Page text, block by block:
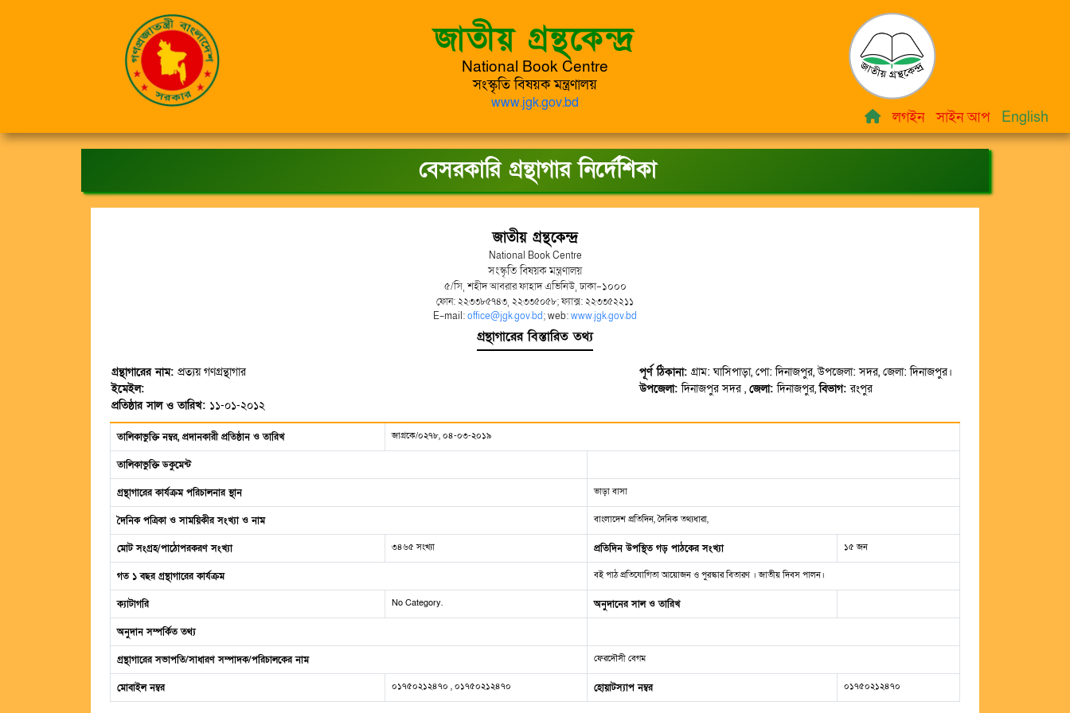
জাতীয় গ্রন্থকেন্দ্র
National Book Centre
সংস্কৃতি বিষয়ক মন্ত্রণালয়
www.jgk.gov.bd
লগইন সাইন আপ English
বেসরকারি গ্রন্থাগার নির্দেশিকা
জাতীয় গ্রন্থকেন্দ্র
National Book Centre
সংস্কৃতি বিষয়ক মন্ত্রণালয়
৫/সি, শহীদ আবরার ফাহাদ এভিনিউ, ঢাকা-১০০০
ফোন: ২২৩৩৮৫৭৪৩, ২২৩৩৫০৫৮; ফ্যাক্স: ২২৩৩৫২২১১
E-mail:office@jgk.gov.bd; web:www.jgk.gov.bd
গ্রন্থাগারের বিস্তারিত তথ্য
গ্রন্থাগারের নাম: প্রত্যয় গণগ্রন্থাগার
ইমেইল:
প্রতিষ্ঠার সাল ও তারিখ: ১১-০১-২০১২
পূর্ণ ঠিকানা: গ্রাম: ঘাসিপাড়া, পো: দিনাজপুর, উপজেলা: সদর, জেলা: দিনাজপুর।
উপজেলা:দিনাজপুর সদর , জেলা:দিনাজপুর,বিভাগ:রংপুর
তালিকাভুক্তি নম্বর, প্রদানকারী প্রতিষ্ঠান ও তারিখ জাগ্রকে/০২৭৮, ০৪-০৩-২০১৯
তালিকাভুক্তি ডকুমেন্ট
গ্রন্থাগারের কার্যক্রম পরিচালনার স্থান ভাড়া বাসা
দৈনিক পত্রিকা ও সাময়িকীর সংখ্যা ও নাম বাংলাদেশ প্রতিদিন, দৈনিক তথ্যধারা,
মোট সংগ্রহ/পাঠোপরকরণ সংখ্যা ৩৪৬৫ সংখ্যা প্রতিদিন উপস্থিত গড় পাঠকের সংখ্যা ১৫ জন
গত ১ বছর গ্রন্থাগারের কার্যক্রম বই পাঠ প্রতিযোগিতা আয়োজন ও পুরস্কার বিতারণ । জাতীয় দিবস পালন।
ক্যাটাগরি No Category. অনুদানের সাল ও তারিখ
অনুদান সম্পর্কিত তথ্য
গ্রন্থাগারের সভাপতি/সাধারণ সম্পাদক/পরিচালকের নাম ফেরদৌসী বেগম
মোবাইল নম্বর ০১৭৫০২১২৪৭০ , ০১৭৫০২১২৪৭০ হোয়াটস্যাপ নম্বর ০১৭৫০২১২৪৭০